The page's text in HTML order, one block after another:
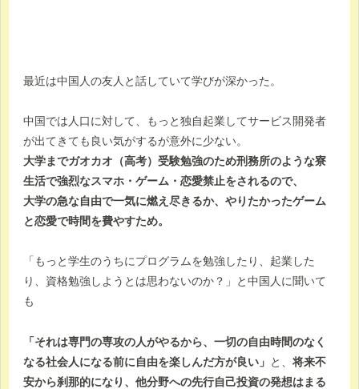
最近は中国人の友人と話していて学びが深かった。
中国では人口に対して、もっと独自起業してサービス開発者
が出てきても良い気がするが意外に少ない。
大学までガオカオ（高考）受験勉強のため刑務所のような寮
生活で強烈なスマホ・ゲーム・恋愛禁止をされるので、
大学の急な自由で一気に燃え尽きるか、やりたかったゲーム
と恋愛で時間を費やすため。
「もっと学生のうちにプログラムを勉強したり、起業した
り、資格勉強しようとは思わないのか？」と中国人に聞いて
も
「それは専門の専攻の人がやるから、一切の自由時間のなく
なる社会人になる前に自由を楽しんだ方が良い」 と、 将来不
安から刹那的になり、他分野への先行自己投資の発想はまる